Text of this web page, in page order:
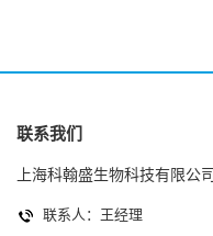
联系我们
上海科翰盛生物科技有限公司
联系人：王经理